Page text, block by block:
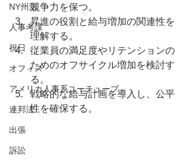
NY州法
人事考課
祝日
オフィス
アメリカ人事系ユーチューブ
連邦法
出張
訴訟
競争力を保つ。
昇進の役割と給与増加の関連性を
理解する。
従業員の満足度やリテンションの
ためのオフサイクル増加を検討す
る。
戦略的な給与計画を導入し、公平
性を確保する。